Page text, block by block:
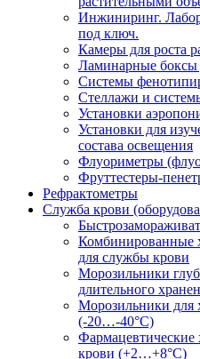
Инжиниринг.
под ключ.
Камеры для роста
Ламинарные боксы
Системы
Стеллажи и
Установки
Установки для
состава освещения
Флуориметры
Фруттестеры-
Рефрактометры
Служба крови
Комбинированные
для службы крови
Морозильники
длительного
Морозильники для
(-20…-40°С)
крови (+2…+8°С)